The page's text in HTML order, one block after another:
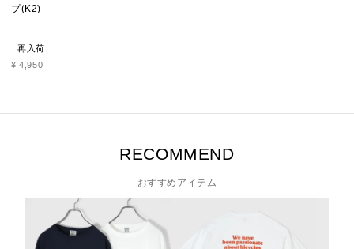
プ(K2)
再入荷
¥ 4,950
RECOMMEND
おすすめアイテム